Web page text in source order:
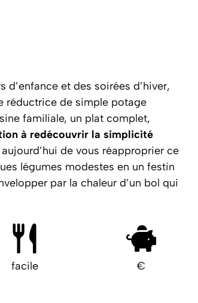
et des soirées d’hiver,
réductrice de simple potage
familiale, un plat complet,
à redécouvrir la simplicité
de vous réapproprier ce
légumes modestes en un festin
par la chaleur d’un bol qui
facile €